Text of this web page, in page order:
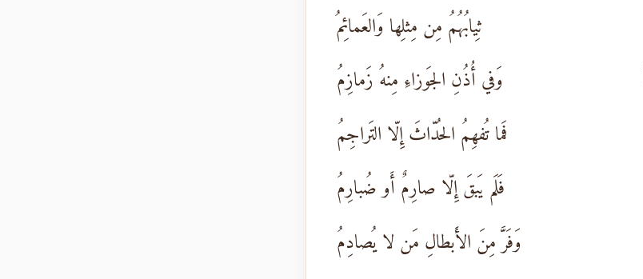
ثِيابُهُمُ مِن مِثلِها وَالعَمائِمُ
وَفي أُذُنِ الجَوزاءِ مِنهُ زَمازِمُ
فَما تُفهِمُ الحُدّاثَ إِلّا التَراجِمُ
فَلَم يَبقَ إِلّا صارِمٌ أَو ضُبارِمُ
وَفَرَّ مِنَ الأَبطالِ مَن لا يُصادِمُ